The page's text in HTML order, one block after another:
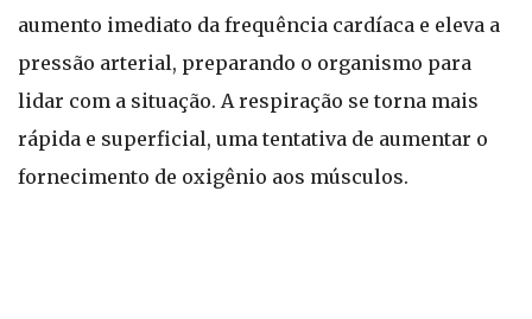
aumento imediato da frequência cardíaca e eleva a
pressão arterial, preparando o organismo para
lidar com a situação. A respiração se torna mais
rápida e superficial, uma tentativa de aumentar o
fornecimento de oxigênio aos músculos.